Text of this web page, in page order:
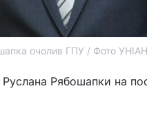
очолив ГПУ / Фото УНІАН
Рябошапки на